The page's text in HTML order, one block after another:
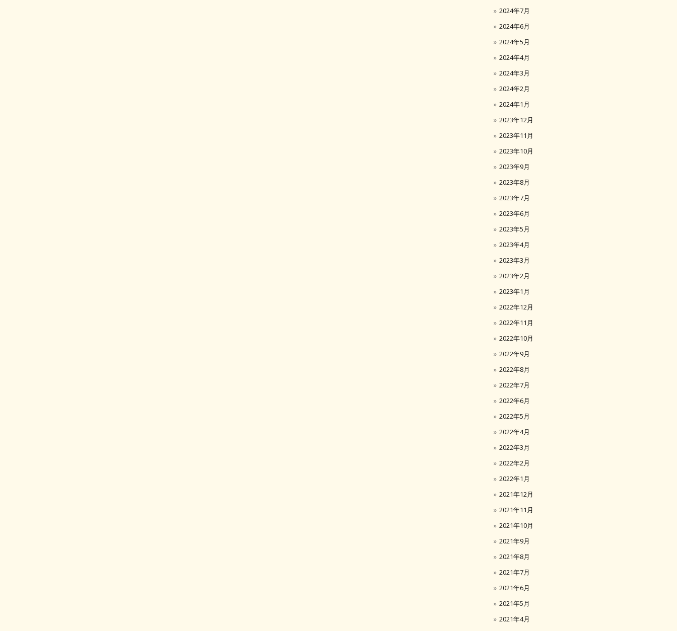
2024年7月
2024年6月
2024年5月
2024年4月
2024年3月
2024年2月
2024年1月
2023年12月
2023年11月
2023年10月
2023年9月
2023年8月
2023年7月
2023年6月
2023年5月
2023年4月
2023年3月
2023年2月
2023年1月
2022年12月
2022年11月
2022年10月
2022年9月
2022年8月
2022年7月
2022年6月
2022年5月
2022年4月
2022年3月
2022年2月
2022年1月
2021年12月
2021年11月
2021年10月
2021年9月
2021年8月
2021年7月
2021年6月
2021年5月
2021年4月